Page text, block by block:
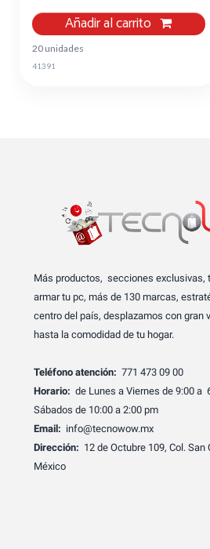
Añadir al carrito
20 unidades
41391
Más productos, secciones exclusivas,
armar tu pc, más de 130 marcas,
centro del país, desplazamos con gran
hasta la comodidad de tu hogar.
Teléfono atención: 771 473 09 00
Horario: de Lunes a Viernes de 9:00 a
Sábados de 10:00 a 2:00 pm
Email: info@tecnowow.mx
Dirección: 12 de Octubre 109, Col.
México